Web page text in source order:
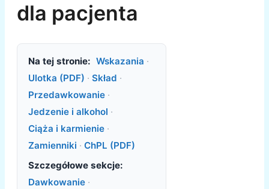
dla pacjenta
Na tej stronie: Wskazania ·
Ulotka (PDF) · Skład ·
Przedawkowanie ·
Jedzenie i alkohol ·
Ciąża i karmienie ·
Zamienniki · ChPL (PDF)
Szczegółowe sekcje:
Dawkowanie ·